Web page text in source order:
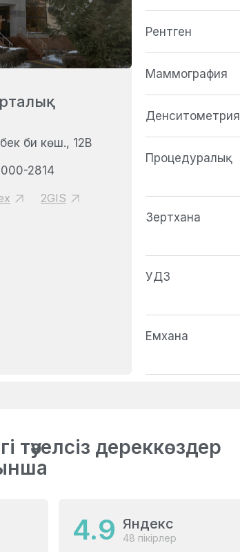
би көш., 12В
2814
2GIS
Рентген
Маммография
Денситометрия
Процедуралық
Зертхана
УДЗ
Емхана
тәуелсіз дереккөздер
4.9 Яндекс
48 пікірлер